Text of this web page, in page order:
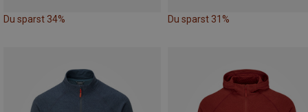
Du sparst 34% Du sparst 31%